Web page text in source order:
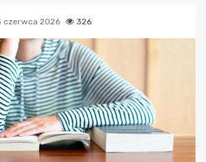
czerwca 2026 326